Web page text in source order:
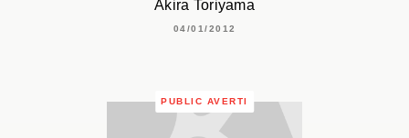
Akira Toriyama
04/01/2012
PUBLIC AVERTI